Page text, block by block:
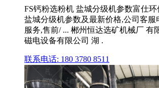
FS钙粉选粉机 盐城分级机参数富仕
盐城分级机参数及最新价格,公司客服
服务,售前/ ... 郴州恒达选矿机械厂 有
磁电设备有限公司 湖 .
联系电话: 180 3780 8511